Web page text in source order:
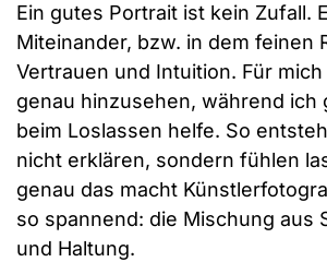
Ein gutes Portrait ist kein Zufall.
Miteinander, bzw. in dem feinen
Vertrauen und Intuition. Für
genau hinzusehen, während ich
beim Loslassen helfe. So
nicht erklären, sondern fühlen
genau das macht
so spannend: die Mischung aus
und Haltung.